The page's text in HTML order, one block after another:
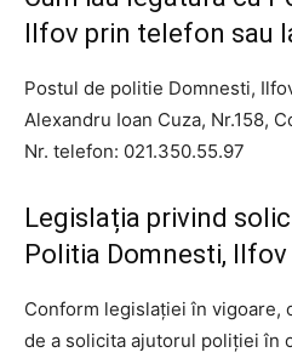
Ilfov prin telefon sau
Postul de politie Domnesti,
Alexandru Ioan Cuza, Nr.158,
Nr. telefon: 021.350.55.97
Legislația privind
Politia Domnesti, Ilfov
Conform legislației în vigoare,
de a solicita ajutorul poliției în